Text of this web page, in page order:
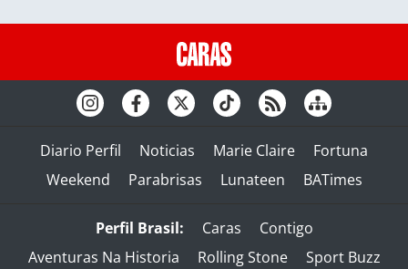
Diario Perfil Noticias Marie Claire
Fortuna
Weekend
Parabrisas Lunateen BATimes
Perfil Brasil: Caras
Contigo
Aventuras Na Historia
Rolling Stone
Sport Buzz